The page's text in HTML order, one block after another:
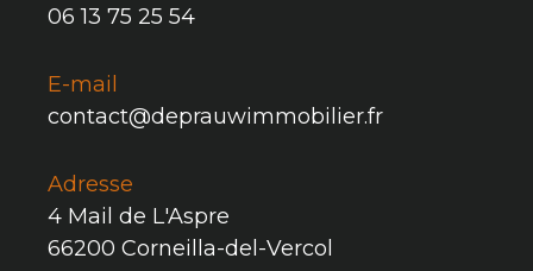
06 13 75 25 54
E-mail
contact@deprauwimmobilier.fr
Adresse
4 Mail de L'Aspre
66200 Corneilla-del-Vercol